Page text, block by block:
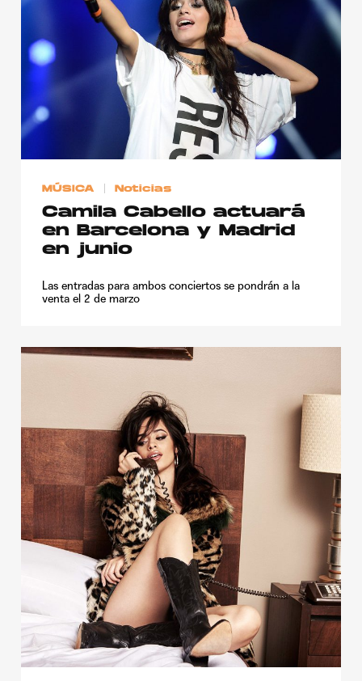
MÚSICA Noticias
Camila Cabello actuará
en Barcelona y Madrid
en junio
Las entradas para ambos conciertos se pondrán a la
venta el 2 de marzo